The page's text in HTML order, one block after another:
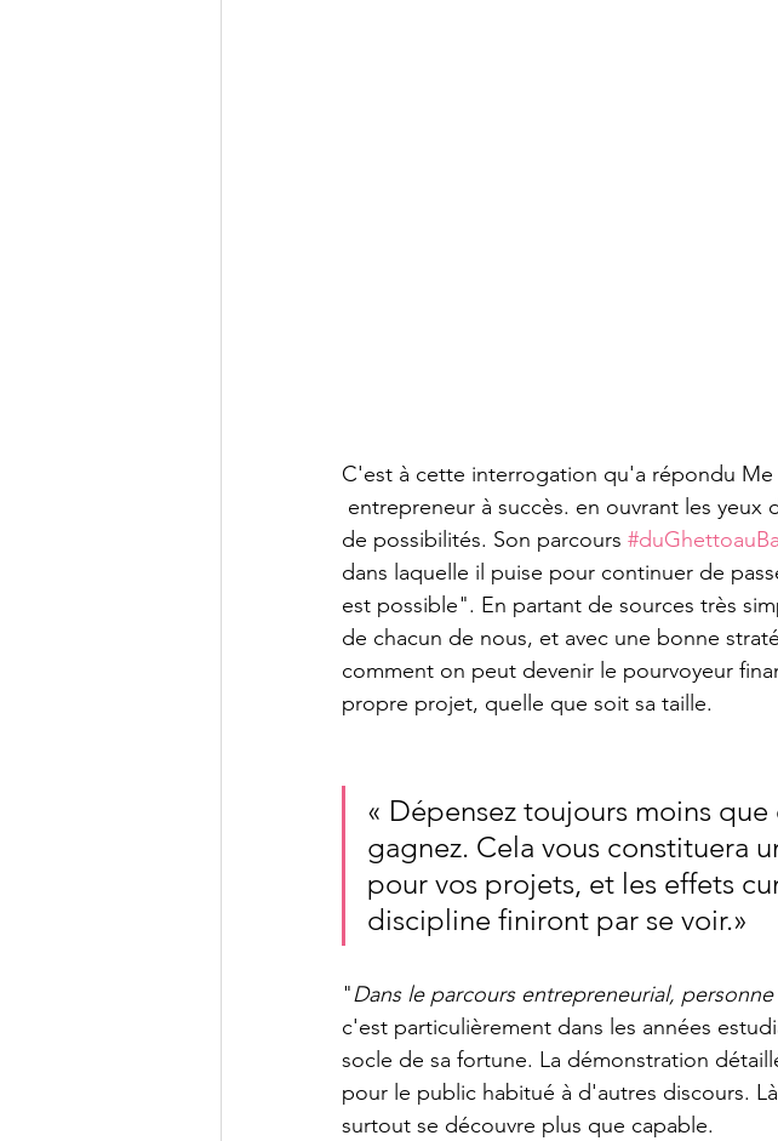
C'est à cette interrogation qu'a répondu
de possibilités. Son parcours
dans laquelle il puise pour continuer de
est possible". En partant de sources très
de chacun de nous, et avec une bonne
comment on peut devenir le pourvoyeur
propre projet, quelle que soit sa taille.
« Dépensez toujours moins que
gagnez. Cela vous constituera
pour vos projets, et les effets
discipline finiront par se voir.»
"Dans le parcours entrepreneurial,
c'est particulièrement dans les années
socle de sa fortune. La démonstration
pour le public habitué à d'autres discours.
surtout se découvre plus que capable.